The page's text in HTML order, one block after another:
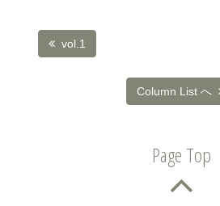
vol.1
Column List へ
Page Top